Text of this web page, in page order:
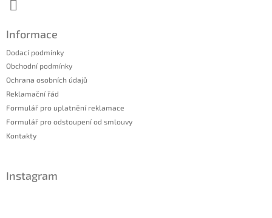
Informace
Dodací podmínky
Obchodní podmínky
Ochrana osobních údajů
Reklamační řád
Formulář pro uplatnění reklamace
Formulář pro odstoupení od smlouvy
Kontakty
Instagram